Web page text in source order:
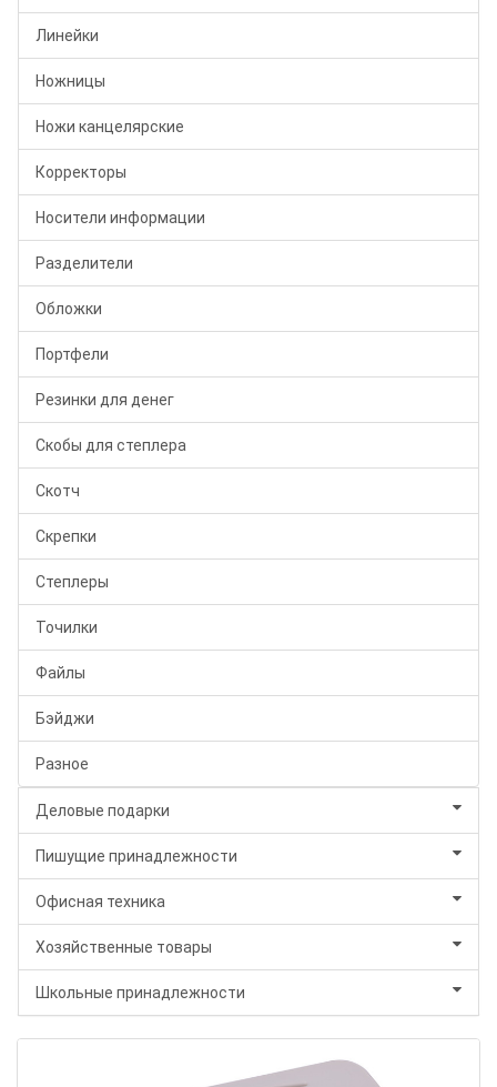
Линейки
Ножницы
Ножи канцелярские
Корректоры
Носители информации
Разделители
Обложки
Портфели
Резинки для денег
Скобы для степлера
Скотч
Скрепки
Степлеры
Точилки
Файлы
Бэйджи
Разное
Деловые подарки
Пишущие принадлежности
Офисная техника
Хозяйственные товары
Школьные принадлежности